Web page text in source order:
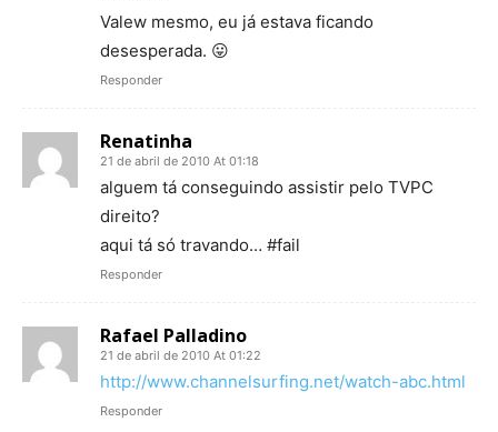
Valew mesmo, eu já estava ficando
desesperada. 😛
Responder
Renatinha
21 de abril de 2010 At 01:18
alguem tá conseguindo assistir pelo TVPC
direito?
aqui tá só travando… #fail
Responder
Rafael Palladino
21 de abril de 2010 At 01:22
http://www.channelsurfing.net/watch-abc.html
Responder